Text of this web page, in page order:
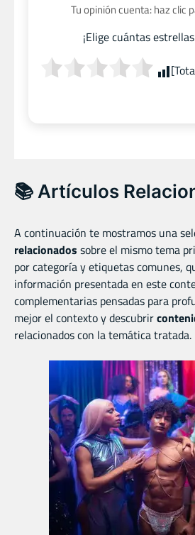
Tu opinión cuenta: haz clic
¡Elige cuántas
📚 Artículos
A continuación te mostramos una
relacionados sobre el mismo tema
por categoría y etiquetas comunes,
información presentada en este
complementarias pensadas para
mejor el contexto y descubrir
relacionados con la temática tratada.